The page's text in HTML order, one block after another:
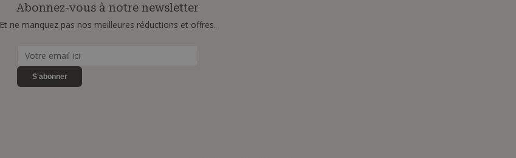
Abonnez-vous à notre newsletter
Et ne manquez pas nos meilleures réductions et offres.
S'abonner